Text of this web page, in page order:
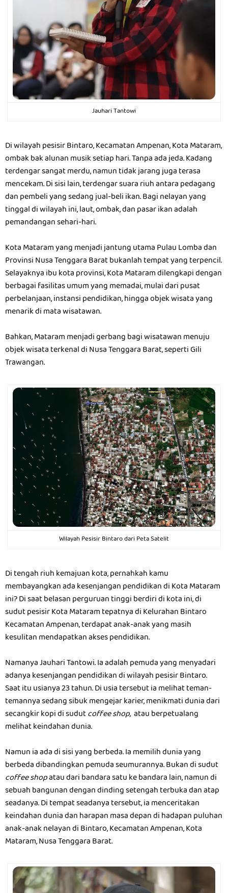
Jauhari Tantowi
Di wilayah pesisir Bintaro, Kecamatan Ampenan, Kota Mataram,
ombak bak alunan musik setiap hari. Tanpa ada jeda. Kadang
terdengar sangat merdu, namun tidak jarang juga terasa
mencekam. Di sisi lain, terdengar suara riuh antara pedagang
dan pembeli yang sedang jual-beli ikan. Bagi nelayan yang
tinggal di wilayah ini, laut, ombak, dan pasar ikan adalah
pemandangan sehari-hari.
Kota Mataram yang menjadi jantung utama Pulau Lomba dan
Provinsi Nusa Tenggara Barat bukanlah tempat yang terpencil.
Selayaknya ibu kota provinsi, Kota Mataram dilengkapi dengan
berbagai fasilitas umum yang memadai, mulai dari pusat
perbelanjaan, instansi pendidikan, hingga objek wisata yang
menarik di mata wisatawan.
Bahkan, Mataram menjadi gerbang bagi wisatawan menuju
objek wisata terkenal di Nusa Tenggara Barat, seperti Gili
Trawangan.
Wilayah Pesisir Bintaro dari Peta Satelit
Di tengah riuh kemajuan kota, pernahkah kamu
membayangkan ada kesenjangan pendidikan di Kota Mataram
ini? Di saat belasan perguruan tinggi berdiri di kota ini, di
sudut pesisir Kota Mataram tepatnya di Kelurahan Bintaro
Kecamatan Ampenan, terdapat anak-anak yang masih
kesulitan mendapatkan akses pendidikan.
Namanya Jauhari Tantowi. Ia adalah pemuda yang menyadari
adanya kesenjangan pendidikan di wilayah pesisir Bintaro.
Saat itu usianya 23 tahun. Di usia tersebut ia melihat teman-
temannya sedang sibuk mengejar karier, menikmati dunia dari
secangkir kopi di sudutcoffee shop,atau berpetualang
melihat keindahan dunia.
Namun ia ada di sisi yang berbeda. Ia memilih dunia yang
berbeda dibandingkan pemuda seumurannya. Bukan di sudut
coffee shopatau dari bandara satu ke bandara lain, namun di
sebuah bangunan dengan dinding setengah terbuka dan atap
seadanya. Di tempat seadanya tersebut, ia menceritakan
keindahan dunia dan harapan masa depan di hadapan puluhan
anak-anak nelayan di Bintaro, Kecamatan Ampenan, Kota
Mataram, Nusa Tenggara Barat.